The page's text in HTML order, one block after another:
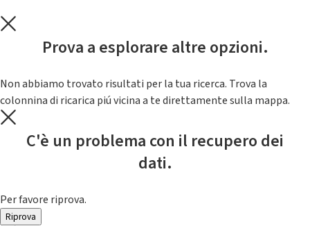
Prova a esplorare altre opzioni.
Non abbiamo trovato risultati per la tua ricerca. Trova la
colonnina di ricarica piú vicina a te direttamente sulla mappa.
C'è un problema con il recupero dei
dati.
Per favore riprova.
Riprova